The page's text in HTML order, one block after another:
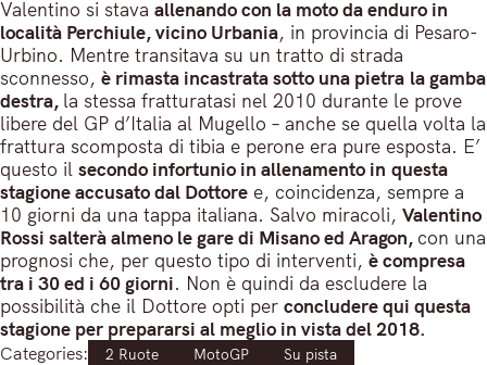
Valentino si stava allenando con la moto da enduro in
località Perchiule, vicino Urbania, in provincia di Pesaro-
Urbino. Mentre transitava su un tratto di strada
sconnesso, è rimasta incastrata sotto una pietra la gamba
destra, la stessa fratturatasi nel 2010 durante le prove
libere del GP d’Italia al Mugello – anche se quella volta la
frattura scomposta di tibia e perone era pure esposta. E’
questo il secondo infortunio in allenamento in questa
stagione accusato dal Dottore e, coincidenza, sempre a
10 giorni da una tappa italiana. Salvo miracoli, Valentino
Rossi salterà almeno le gare di Misano ed Aragon, con una
prognosi che, per questo tipo di interventi, è compresa
tra i 30 ed i 60 giorni. Non è quindi da escludere la
possibilità che il Dottore opti per concludere qui questa
stagione per prepararsi al meglio in vista del 2018.
Categories: 2 Ruote MotoGP Su pista